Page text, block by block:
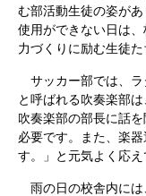
む部活動生徒の姿が
使用ができない日は
力づくりに励む生徒た
サッカー部では、ラ
と呼ばれる吹奏楽部
吹奏楽部の部長に話
必要です。また、楽
す。」と元気よく応え
雨の日の校舎内には